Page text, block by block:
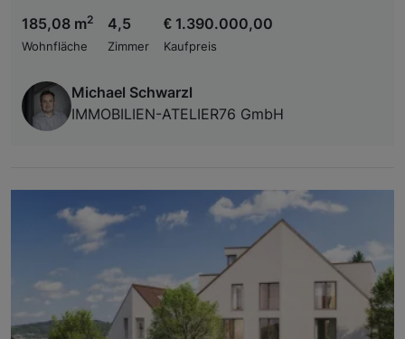
185,08 m2
Wohnfläche
4,5
Zimmer
€ 1.390.000,00
Kaufpreis
Michael Schwarzl
IMMOBILIEN-ATELIER76 GmbH